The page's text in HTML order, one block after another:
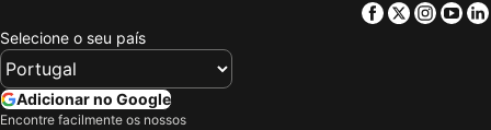
Facebook
Twitter
Selecione o seu país
Adicionar no Google
Encontre facilmente os nossos